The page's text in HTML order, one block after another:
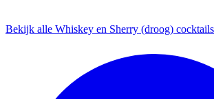
Bekijk alle Whiskey en Sherry (droog) cocktails